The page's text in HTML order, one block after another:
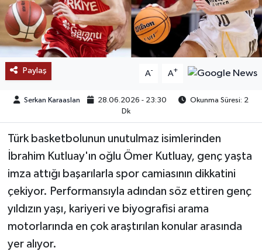
Paylaş A- A+
Serkan Karaaslan 28.06.2026 - 23:30
Okunma Süresi: 2
Dk
Türk basketbolunun unutulmaz isimlerinden
İbrahim Kutluay'ın oğlu Ömer Kutluay, genç yaşta
imza attığı başarılarla spor camiasının dikkatini
çekiyor. Performansıyla adından söz ettiren genç
yıldızın yaşı, kariyeri ve biyografisi arama
motorlarında en çok araştırılan konular arasında
yer alıyor.
POPÜLER
DÜNYA
TREND
MEDYA
TEKNOLOJİ
YAŞAM
KÜLTÜR SANAT